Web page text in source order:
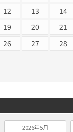
12 13 14
19 20 21
26 27 28
2026年5月